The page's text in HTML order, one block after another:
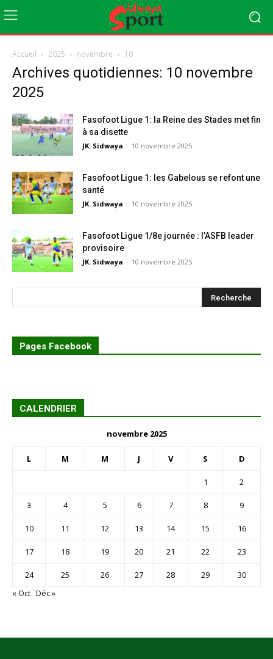
Accueil 2025 novembre 10
Archives quotidiennes: 10 novembre
2025
Fasofoot Ligue 1: la Reine des Stades met fin
à sa disette
JK. Sidwaya - 10 novembre 2025
Fasofoot Ligue 1: les Gabelous se refont une
santé
JK. Sidwaya - 10 novembre 2025
Fasofoot Ligue 1/8e journée : l’ASFB leader
provisoire
JK. Sidwaya - 10 novembre 2025
Pages Facebook
CALENDRIER
novembre 2025
L M M J V S D
1 2
3 4 5 6 7 8 9
10 11 12 13 14 15 16
17 18 19 20 21 22 23
24 25 26 27 28 29
30
« Oct Déc »